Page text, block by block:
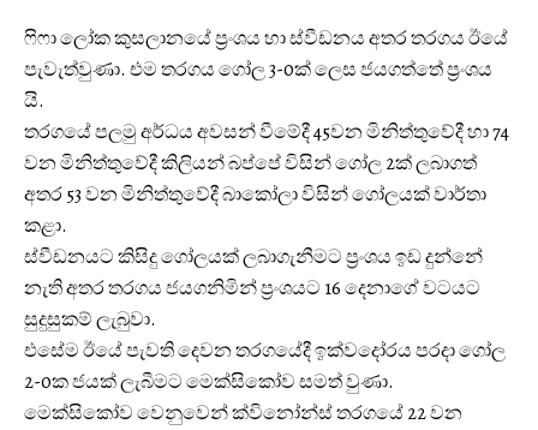
ෆිෆා ලෝක කුසලානයේ ප්‍රංශය හා ස්වීඩනය අතර තරගය ඊයේ
පැවැත්වුණා. එම තරගය ගෝල 3-0ක් ලෙස ජයගත්තේ ප්‍රංශය
යි.
තරගයේ පලමු අර්ධය අවසන් වීමේදී 45වන මිනිත්තුවේදී හා 74
වන මිනිත්තුවේදී කිලියන් බප්පේ විසින් ගෝල 2ක් ලබාගත්
අතර 53 වන මිනිත්තුවේදී බාකෝලා විසින් ගෝලයක් වාර්තා
කළා.
ස්වීඩනයට කිසිදු ගෝලයක් ලබාගැනීමට ප්‍රංශය ඉඩ දුන්නේ
නැති අතර තරගය ජයගනිමින් ප්‍රංශයට 16 දෙනාගේ වටයට
සුදුසුකම් ලැබුවා.
එසේම ඊයේ පැවති දෙවන තරගයේදී ඉක්වදෝරය පරදා ගෝල
2-0ක ජයක් ලැබීමට මෙක්සිකෝව සමත් වුණා.
මෙක්සිකෝව වෙනුවෙන් ක්විනෝන්ස් තරගයේ 22 වන